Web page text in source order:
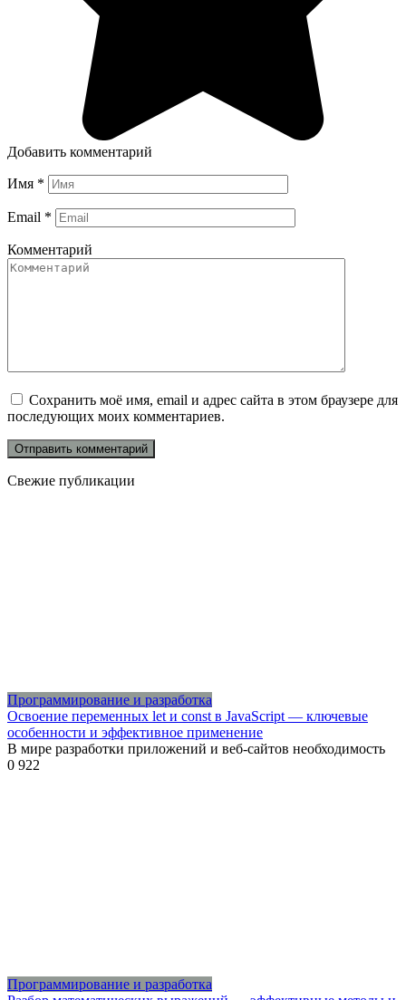
Добавить комментарий
Имя *
Email *
Комментарий
Сохранить моё имя, email и адрес сайта в этом браузере для
последующих моих комментариев.
Свежие публикации
Программирование и разработка
Освоение переменных let и const в JavaScript — ключевые
особенности и эффективное применение
В мире разработки приложений и веб-сайтов необходимость
0 922
Программирование и разработка